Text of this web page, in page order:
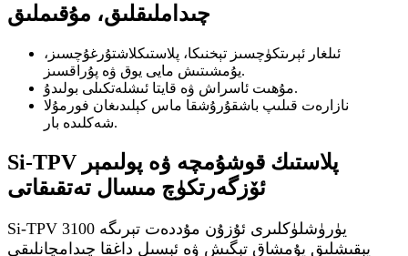
چىداملىقلىق، مۇقىملىق
ئىلغار ئېرىتكۈچسىز تېخنىكا، پلاستىكلاشتۇرغۇچسىز،
يۇمشىتىش مايى يوق ۋە پۇراقسىز.
مۇھىت ئاسراش ۋە قايتا ئىشلەتكىلى بولىدۇ.
نازارەت قىلىپ باشقۇرۇشقا ماس كېلىدىغان فورمۇلا
شەكلىدە بار.
Si-TPV پلاستىك قوشۇمچە ۋە پولىمېر
ئۆزگەرتكۈچ مىسال تەتقىقاتى
Si-TPV 3100 يۈرۈشلۈكلىرى ئۇزۇن مۇددەت تېرىگە
يېقىشلىق يۇمشاق تېگىش ۋە ئېسىل داغقا چىدامچانلىقى